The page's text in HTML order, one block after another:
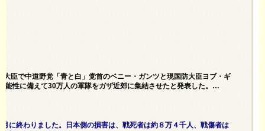
臣で中道野党「青と白」党首のベニー・ガンツと現国防大臣ヨブ・ギ
能性に備えて30万人の軍隊をガザ近郊に集結させたと発表した。…
に終わりました。日本側の損害は、戦死者は約８万４千人、戦傷者は